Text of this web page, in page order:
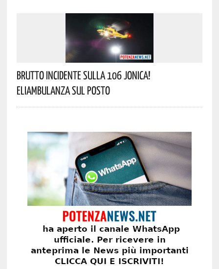
Brutto Incidente Sulla 106 Jonica!
Eliambulanza Sul Posto